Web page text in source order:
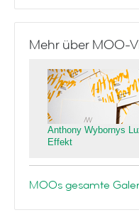
Mehr über MOO-
Anthony Wybornys
Effekt
MOOs gesamte